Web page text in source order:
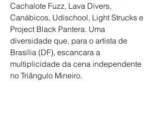
Cachalote Fuzz, Lava Divers,
Canábicos, Udischool, Light Strucks e
Project Black Pantera. Uma
diversidade que, para o artista de
Brasília (DF), escancara a
multiplicidade da cena independente
no Triângulo Mineiro.